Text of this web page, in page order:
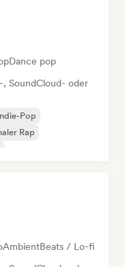
Dance pop
, SoundCloud- oder
Pop
Rap
AmbientBeats / Lo-fi